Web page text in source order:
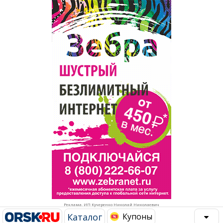
Реклама. ИП Кучеренко Николай Николаевич
Каталог Купоны
Рестораны, кафе, бары
Развлечения и отдых
Спорт Фитнес
Недвижимость
Красота Косметология
Торговля
Бизнес и финансы
Юристы, Экспертиза, Страхование
Ремонт
Социальные организации
Это интересно
Администрация
Популярное →